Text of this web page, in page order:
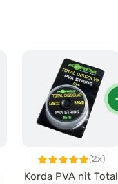
(2x)
Korda PVA nit Total